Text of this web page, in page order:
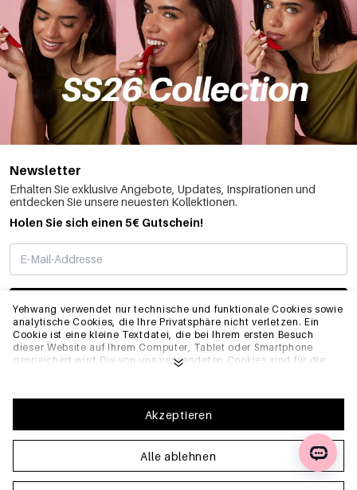
Yehwang verwendet nur technische und funktionale Cookies sowie
analytische Cookies, die Ihre Privatsphäre nicht verletzen. Ein
Cookie ist eine kleine Textdatei, die bei Ihrem ersten Besuch
dieser Website auf Ihrem Computer, Tablet oder Smartphone
gespeichert wird.Die von uns verwendeten Cookies sind für die
Website, ordnungsgemäß zu funktionieren und z.B. Ihre
bevorzugten Einstellungen zu speichern. Sie ermöglichen es uns
auch, unsere Website zu optimieren.Um sicherzustellen, dass Sie
eine gute Browsing- und Einkaufserfahrung auf Yehwang haben,
empfehlen wir Ihnen, unserer Sammlung und Verwendung von
Cookies zuzustimmen. Sie können sich von Cookies abmelden,
indem Sie die Einstellungen Ihres Internetbrowsers anpassen,
Alle ablehnen
Akzeptieren
Newsletter
Erhalten Sie exklusive Angebote, Updates, Inspirationen und
entdecken Sie unsere neuesten Kollektionen.
Holen Sie sich einen 5€ Gutschein!
ABONNIEREN
INFO